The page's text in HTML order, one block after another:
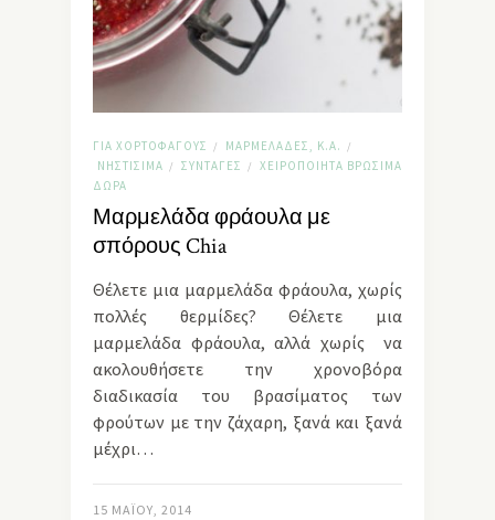
ΓΙΑ ΧΟΡΤΟΦΆΓΟΥΣ / ΜΑΡΜΕΛΆΔΕΣ, Κ.Α. /
ΝΗΣΤΊΣΙΜΑ / ΣΥΝΤΑΓΈΣ /
ΧΕΙΡΟΠΟΊΗΤΑ ΒΡΏΣΙΜΑ
ΔΏΡΑ
Μαρμελάδα φράουλα με
σπόρους Chia
Θέλετε μια μαρμελάδα φράουλα, χωρίς
πολλές θερμίδες? Θέλετε μια
μαρμελάδα φράουλα, αλλά χωρίς να
ακολουθήσετε την χρονοβόρα
διαδικασία του βρασίματος των
φρούτων με την ζάχαρη, ξανά και ξανά
μέχρι…
15 ΜΑΪ́ΟΥ, 2014